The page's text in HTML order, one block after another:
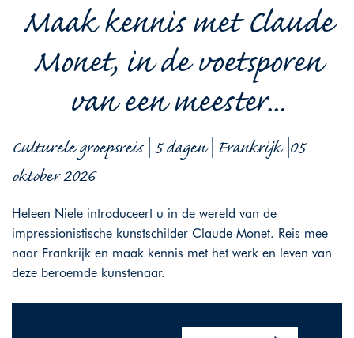
Maak kennis met Claude
Monet, in de voetsporen
van een meester...
Culturele groepsreis | 5 dagen | Frankrijk |05
oktober 2026
Heleen Niele introduceert u in de wereld van de
impressionistische kunstschilder Claude Monet. Reis mee
naar Frankrijk en maak kennis met het werk en leven van
deze beroemde kunstenaar.